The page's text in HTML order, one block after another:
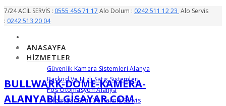
7/24 ACİL SERVİS : 0555 456 71 17 Alo Dolum : 0242 511 12 23 Alo Servis
: 0242 513 20 04
ANASAYFA
HIZMETLER
Güvenlik Kamera Sistemleri Alanya
Barkod Ve Hızlı Satış Sistemleri
Pos Otomasyon Alanya
Bilgisayar Satış Ve Teknik Servis
BULLWARK-DOME-KAMERA-
ALANYABILGISAYAR.COM